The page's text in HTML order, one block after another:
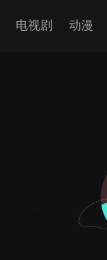
电视剧 动漫